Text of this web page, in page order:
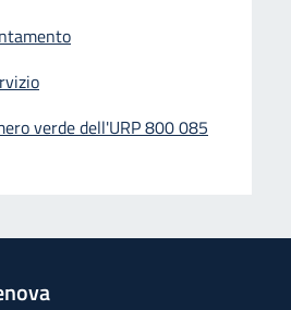
verde dell'URP 800 085